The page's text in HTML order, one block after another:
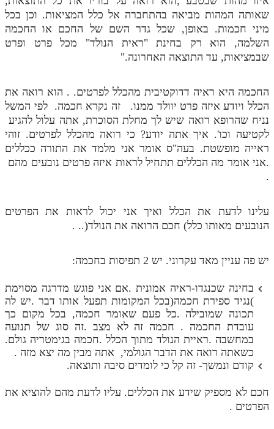
שאותה המהות מביאה בהתחברה אל כלל המציאות. וכן בכל
מיני חכמות. באופן, שכל גדר השם של החכם או החכמה
השלמה, הוא רק בחינת "ראית הנולד" מכל פרט ופרט
שבמציאות, עד התוצאה האחרונה."
החכמה היא ראיה דדוקטיבית מהכלל לפרטים. . הוא רואה את
הכלל ויודע איזה פרט יוולד ממנו. זה נקרא חכמה. לפי המשל
נניח שהרופא רואה שיש לך מחלת הסוכרת, אתה עלול להגיע
לקטיעה וכו'. איך אתה יודע? כי רואה מהכלל לפרטים. זוהי
ראייה מופשטת. בעה"ס אומר אני מלמד את התורה ככללים
.אני אומר מה הכללים תתחיל לראות איזה פרטים נובעים מהם
.
עלינו לדעת את הכלל ואיך אני יכול לראות את הפרטים
הנובעים מאותו כלל) חכם הרואה את הנולד(.. .
יש פה עניין מאד עקרוני. יש 2 תפיסות בחכמה:
בחינה שכנגדו-ראיה אמונית .אם אני פוגש מדרגה מסוימת
)נגיד ספירת חכמה(בכל המקומות תפעל אותו דבר .יש לה
תכונה שמובילה .כל פעם שאומר חכמה, בכל מקום כך
עובדת החכמה . חכמה זה לא מצב .זה סוג של תנועה
במחשבה .ראיית הנולד מתוך הכלל .חכמה בגימטריה גולם.
כשאתה רואה את הדבר הגולמי, אתה מבין מה יצא מזה .
קודם ונמשך- זה קל כי לומדים סיבה ותוצאה.
חכם לא מספיק שידע את הכללים. עליו לדעת מהם להוציא את
הפרטים .